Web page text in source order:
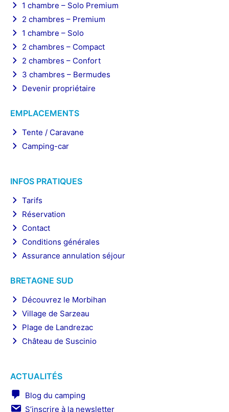
1 chambre – Solo Premium
2 chambres – Premium
1 chambre – Solo
2 chambres – Compact
2 chambres – Confort
3 chambres – Bermudes
Devenir propriétaire
EMPLACEMENTS
Tente / Caravane
Camping-car
INFOS PRATIQUES
Tarifs
Réservation
Contact
Conditions générales
Assurance annulation séjour
BRETAGNE SUD
Découvrez le Morbihan
Village de Sarzeau
Plage de Landrezac
Château de Suscinio
ACTUALITÉS
Blog du camping
S’inscrire à la newsletter